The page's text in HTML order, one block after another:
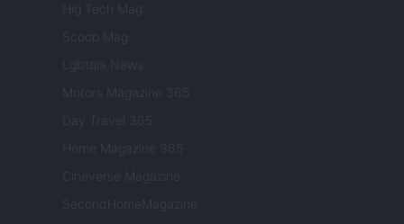
Hig Tech Mag
Scoop Mag
Lgbtqia News
Motors Magazine 365
Day Travel 365
Home Magazine 365
Cineverse Magazine
SecondHomeMagazine